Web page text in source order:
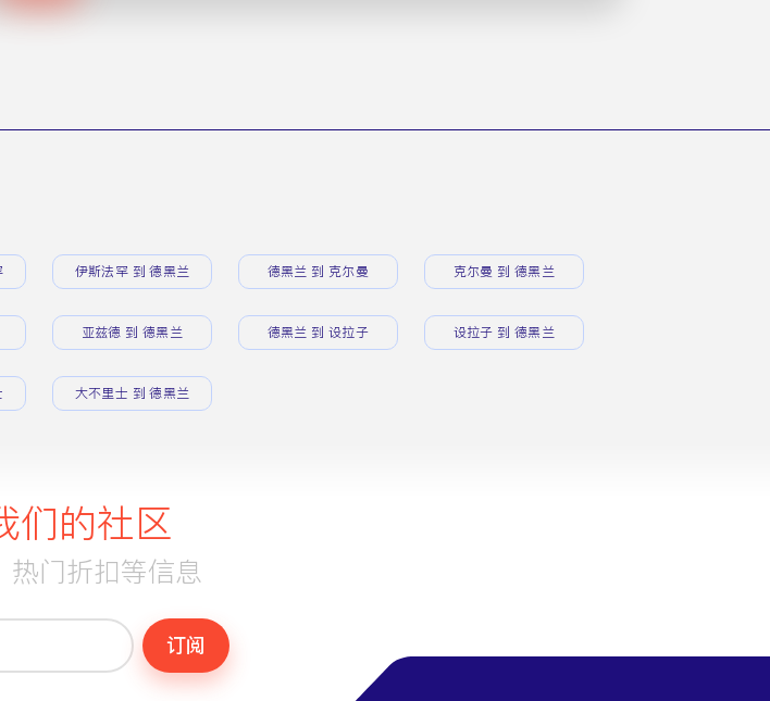
伊斯法罕 到 德黑兰 德黑兰 到 克尔曼 克尔曼 到 德黑兰
亚兹德 到 德黑兰 德黑兰 到 设拉子 设拉子 到 德黑兰
大不里士 到 德黑兰
们的社区
热门折扣等信息
订阅